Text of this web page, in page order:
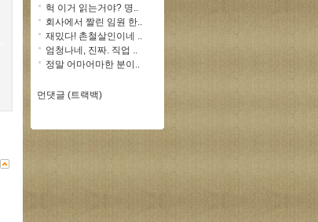
헉 이거 읽는거야? 명..
회사에서 짤린 임원 한..
재밌다! 촌철살인이네 ..
엄청나네, 진짜. 직업 ..
정말 어마어마한 분이..
먼댓글 (트랙백)